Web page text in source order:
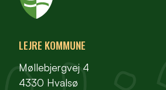
LEJRE KOMMUNE
Møllebjergvej 4
4330 Hvalsø